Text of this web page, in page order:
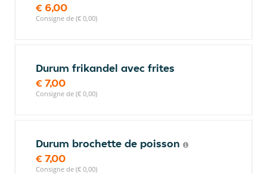
€ 6,00
Consigne de (€ 0,00)
Durum frikandel avec frites
€ 7,00
Consigne de (€ 0,00)
Durum brochette de poisson
€ 7,00
Consigne de (€ 0,00)